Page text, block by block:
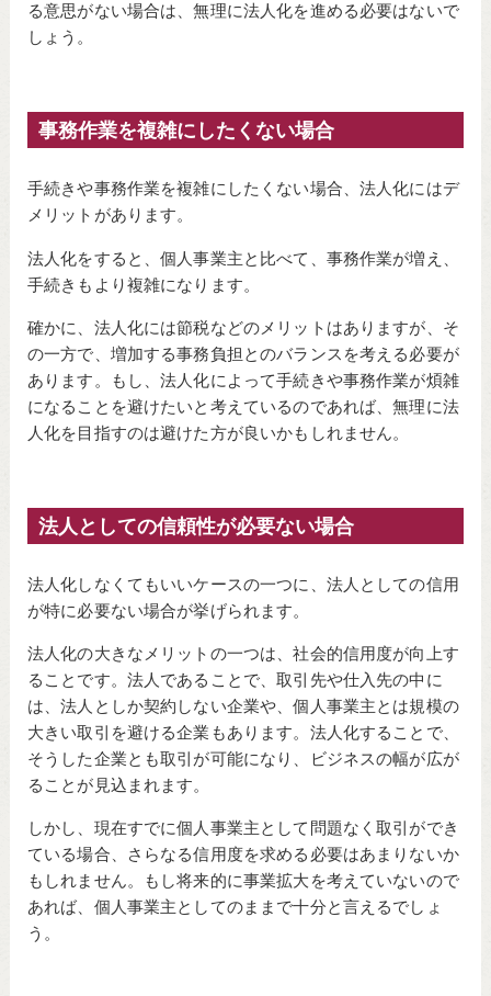
る意思がない場合は、無理に法人化を進める必要はないで
しょう。
事務作業を複雑にしたくない場合
手続きや事務作業を複雑にしたくない場合、法人化にはデ
メリットがあります。
法人化をすると、個人事業主と比べて、事務作業が増え、
手続きもより複雑になります。
確かに、法人化には節税などのメリットはありますが、そ
の一方で、増加する事務負担とのバランスを考える必要が
あります。もし、法人化によって手続きや事務作業が煩雑
になることを避けたいと考えているのであれば、無理に法
人化を目指すのは避けた方が良いかもしれません。
法人としての信頼性が必要ない場合
法人化しなくてもいいケースの一つに、法人としての信用
が特に必要ない場合が挙げられます。
法人化の大きなメリットの一つは、社会的信用度が向上す
ることです。法人であることで、取引先や仕入先の中に
は、法人としか契約しない企業や、個人事業主とは規模の
大きい取引を避ける企業もあります。法人化することで、
そうした企業とも取引が可能になり、ビジネスの幅が広が
ることが見込まれます。
しかし、現在すでに個人事業主として問題なく取引ができ
ている場合、さらなる信用度を求める必要はあまりないか
もしれません。もし将来的に事業拡大を考えていないので
あれば、個人事業主としてのままで十分と言えるでしょ
う。